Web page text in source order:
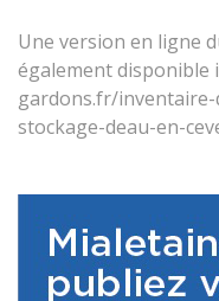
Une version en ligne
également disponible
gardons.fr/
stockage-deau-en-